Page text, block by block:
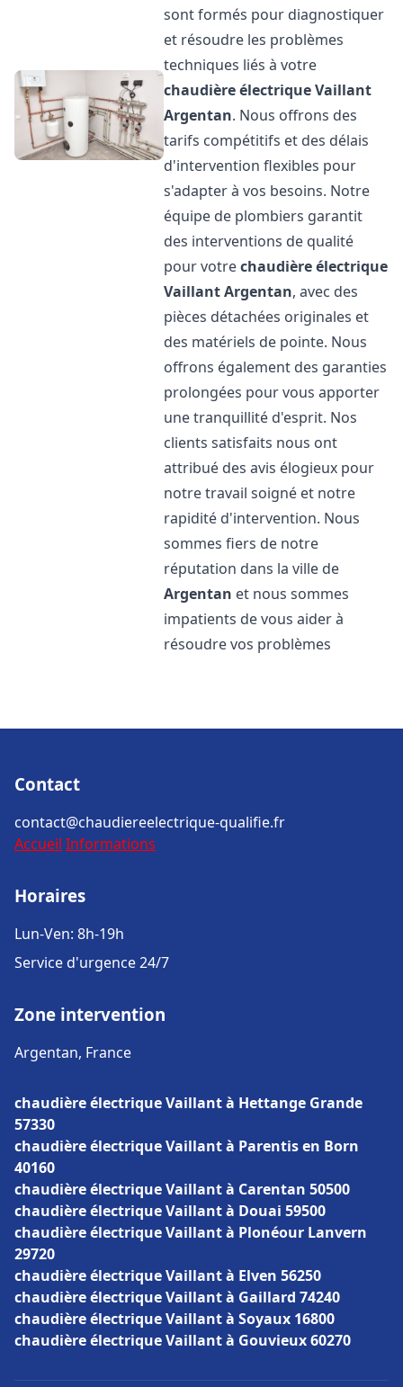
sont formés pour diagnostiquer
et résoudre les problèmes
techniques liés à votre
chaudière électrique Vaillant
Argentan. Nous offrons des
tarifs compétitifs et des délais
d'intervention flexibles pour
s'adapter à vos besoins. Notre
équipe de plombiers garantit
des interventions de qualité
pour votrechaudière électrique
VaillantArgentan, avec des
pièces détachées originales et
des matériels de pointe. Nous
offrons également des garanties
prolongées pour vous apporter
une tranquillité d'esprit. Nos
clients satisfaits nous ont
attribué des avis élogieux pour
notre travail soigné et notre
rapidité d'intervention. Nous
sommes fiers de notre
réputation dans la ville de
Argentan et nous sommes
impatients de vous aider à
résoudre vos problèmes
Contact
contact@chaudiereelectrique-qualifie.fr
Accueil Informations
Horaires
Lun-Ven: 8h-19h
Service d'urgence 24/7
Zone intervention
Argentan, France
chaudière électrique Vaillant à Hettange Grande
57330
chaudière électrique Vaillant à Parentis en Born
40160
chaudière électrique Vaillant à Carentan 50500
chaudière électrique Vaillant à Douai 59500
chaudière électrique Vaillant à Plonéour Lanvern
29720
chaudière électrique Vaillant à Elven 56250
chaudière électrique Vaillant à Gaillard 74240
chaudière électrique Vaillant à Soyaux 16800
chaudière électrique Vaillant à Gouvieux 60270